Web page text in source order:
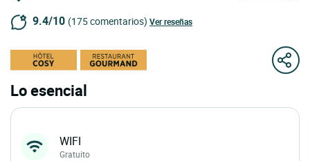
9.4/10 (175 comentarios) Ver reseñas
Lo esencial
WIFI
Gratuito